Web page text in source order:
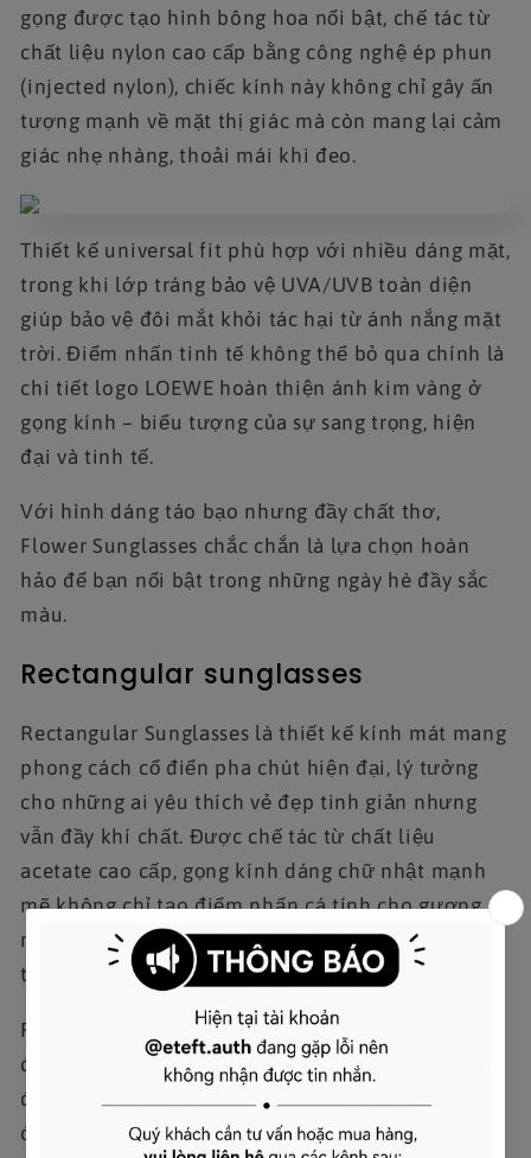
gọng được tạo hình bông hoa nổi bật, chế tác từ
chất liệu nylon cao cấp bằng công nghệ ép phun
(injected nylon), chiếc kính này không chỉ gây ấn
tượng mạnh về mặt thị giác mà còn mang lại cảm
giác nhẹ nhàng, thoải mái khi đeo.
Thiết kế universal fit phù hợp với nhiều dáng mặt,
trong khi lớp tráng bảo vệ UVA/UVB toàn diện
giúp bảo vệ đôi mắt khỏi tác hại từ ánh nắng mặt
trời. Điểm nhấn tinh tế không thể bỏ qua chính là
chi tiết logo LOEWE hoàn thiện ánh kim vàng ở
gọng kính – biểu tượng của sự sang trọng, hiện
đại và tinh tế.
Với hình dáng táo bạo nhưng đầy chất thơ,
Flower Sunglasses chắc chắn là lựa chọn hoàn
hảo để bạn nổi bật trong những ngày hè đầy sắc
màu.
Rectangular sunglasses
Rectangular Sunglasses là thiết kế kính mát mang
phong cách cổ điển pha chút hiện đại, lý tưởng
cho những ai yêu thích vẻ đẹp tinh giản nhưng
vẫn đầy khí chất. Được chế tác từ chất liệu
acetate cao cấp, gọng kính dáng chữ nhật mạnh
mẽ không chỉ tạo điểm nhấn cá tính cho gương
mặt mà còn đảm bảo độ bền và sự thoải mái
trong suốt quá trình sử dụng.
Phiên bản màu Havana mang sắc nâu vân độc
đáo, gợi cảm giác ấm áp, sang trọng và rất dễ phối
đồ – từ trang phục đời thường cho đến những set
đồ thanh lịch. Thiết kế international fit phù hợp